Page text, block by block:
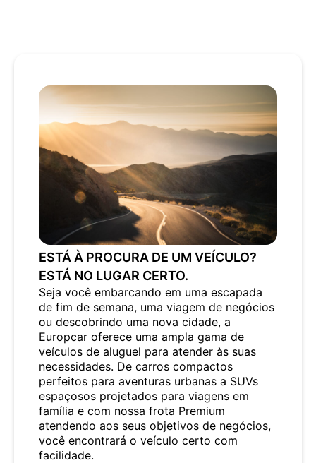
ESTÁ À PROCURA DE UM VEÍCULO?
ESTÁ NO LUGAR CERTO.
Seja você embarcando em uma escapada
de fim de semana, uma viagem de negócios
ou descobrindo uma nova cidade, a
Europcar oferece uma ampla gama de
veículos de aluguel para atender às suas
necessidades. De carros compactos
perfeitos para aventuras urbanas a SUVs
espaçosos projetados para viagens em
família e com nossa frota Premium
atendendo aos seus objetivos de negócios,
você encontrará o veículo certo com
facilidade.